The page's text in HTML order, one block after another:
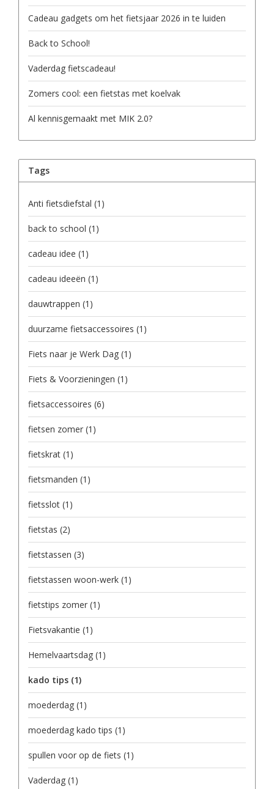
Cadeau gadgets om het fietsjaar 2026 in te luiden
Back to School!
Vaderdag fietscadeau!
Zomers cool: een fietstas met koelvak
Al kennisgemaakt met MIK 2.0?
Tags
Anti fietsdiefstal (1)
back to school (1)
cadeau idee (1)
cadeau ideeën (1)
dauwtrappen (1)
duurzame fietsaccessoires (1)
Fiets naar je Werk Dag (1)
Fiets & Voorzieningen (1)
fietsaccessoires (6)
fietsen zomer (1)
fietskrat (1)
fietsmanden (1)
fietsslot (1)
fietstas (2)
fietstassen (3)
fietstassen woon-werk (1)
fietstips zomer (1)
Fietsvakantie (1)
Hemelvaartsdag (1)
kado tips (1)
moederdag (1)
moederdag kado tips (1)
spullen voor op de fiets (1)
Vaderdag (1)